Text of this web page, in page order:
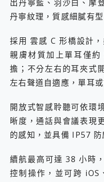
出丹寧藍、羽沙白、摩
丹寧紋理，質感細膩有型
採用 雲感 C 形橋設計
親膚材質加上單耳僅
擔；不分左右的耳夾式
左右聲道自適應，單耳
開放式智感聆聽可依環
晰度，通話與會議表現
的感知，並具備 IP57 防
續航最高可達 38 小時
控制操作，並可跨